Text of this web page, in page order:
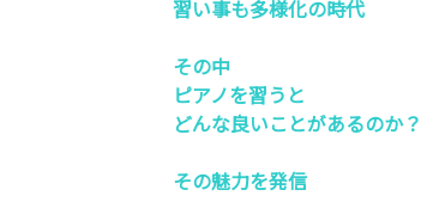
習い事も多様化の時代
その中
ピアノを習うと
どんな良いことがあるのか？
その魅力を発信